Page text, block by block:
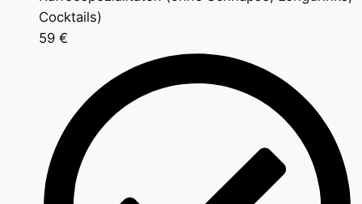
Cocktails)
59 €